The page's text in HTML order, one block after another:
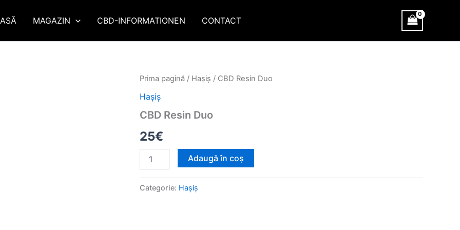
MAGAZIN CBD-INFORMATIONEN CONTACT
Prima pagină / Haşiş / CBD Resin Duo
Haşiş
CBD Resin Duo
25€
Cantitate
Resin
Adaugă în coș
Categorie: Haşiş